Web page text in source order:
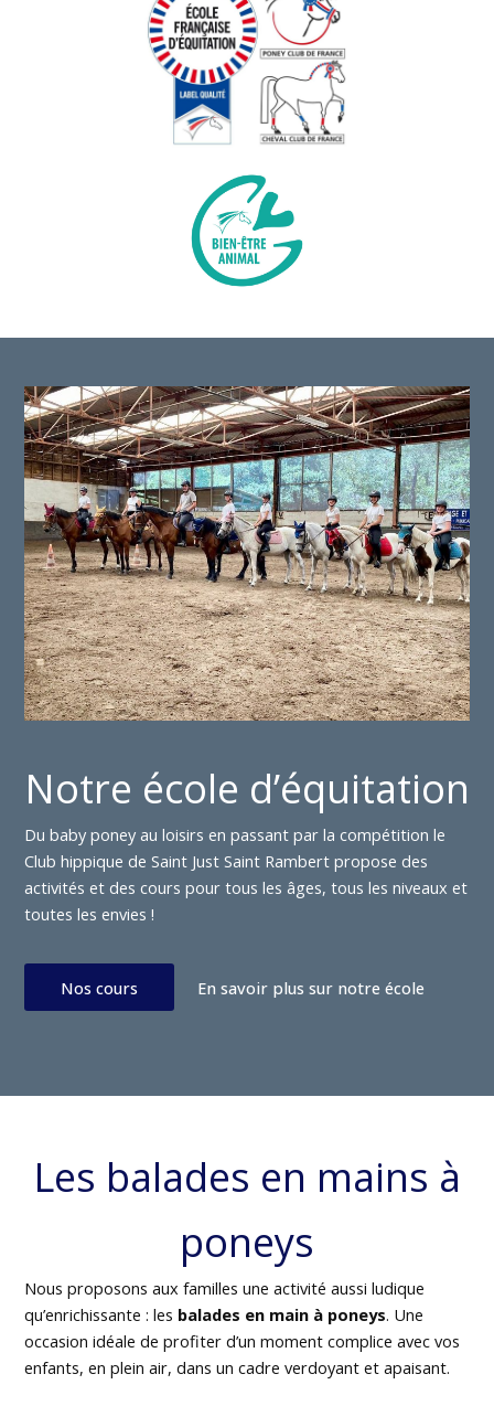
Notre école d’équitation
Du baby poney au loisirs en passant par la compétition le
Club hippique de Saint Just Saint Rambert propose des
activités et des cours pour tous les âges, tous les niveaux et
toutes les envies !
Nos cours En savoir plus sur notre école
Les balades en mains à
poneys
Nous proposons aux familles une activité aussi ludique
qu’enrichissante : les balades en main à poneys. Une
occasion idéale de profiter d’un moment complice avec vos
enfants, en plein air, dans un cadre verdoyant et apaisant.